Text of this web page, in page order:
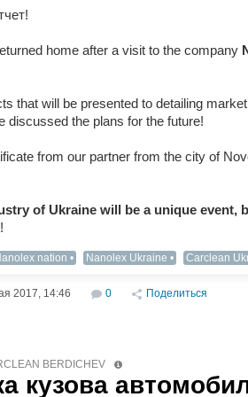
home after a visit to the company
that will be presented to detailing
discussed the plans for the future!
from our partner from the city of
of Ukraine will be a unique event,
nation Nanolex Ukraine Carclean
2017, 14:46 0 Поделиться
BERDICHEV
кузова